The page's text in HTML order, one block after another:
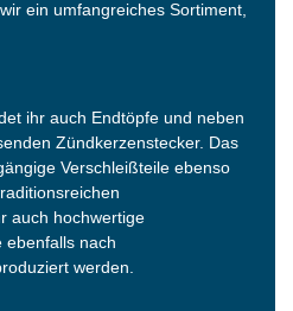
ein umfangreiches Sortiment,
ihr auch Endtöpfe und neben
Zündkerzenstecker. Das
Verschleißteile ebenso
auch hochwertige
ebenfalls nach
werden.